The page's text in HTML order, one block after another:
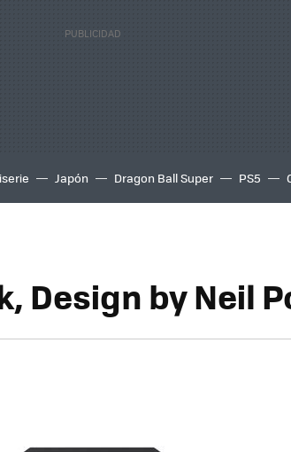
Japón Dragon Ball Super PS5
Design by Neil